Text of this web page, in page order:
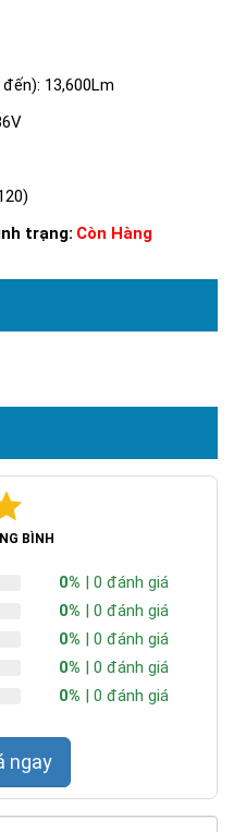
13,600Lm
trạng: Còn Hàng
BÌNH
0% | 0 đánh giá
0% | 0 đánh giá
0% | 0 đánh giá
0% | 0 đánh giá
0% | 0 đánh giá
giá ngay